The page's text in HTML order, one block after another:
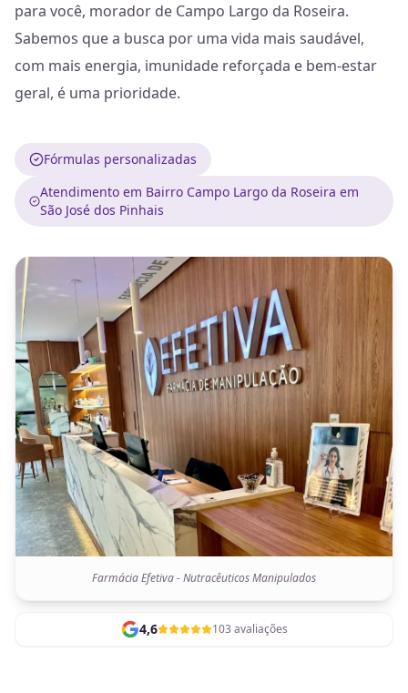
para você, morador de Campo Largo da Roseira.
Sabemos que a busca por uma vida mais saudável,
com mais energia, imunidade reforçada e bem-estar
geral, é uma prioridade.
Fórmulas personalizadas
Atendimento em Bairro Campo Largo da Roseira em
São José dos Pinhais
Farmácia Efetiva - Nutracêuticos Manipulados
4,6 103 avaliações